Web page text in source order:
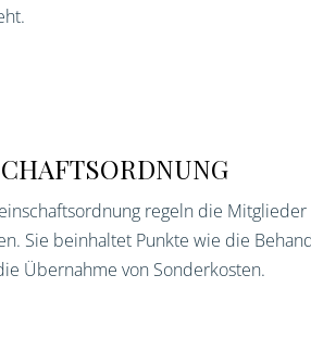
regeln die
Sie beinhaltet Punkte wie die
Übernahme von Sonderkosten.